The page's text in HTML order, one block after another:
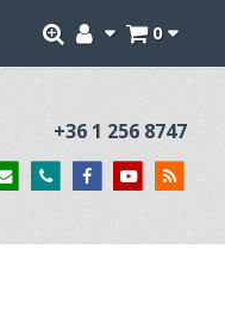
0
+36 1 256 8747